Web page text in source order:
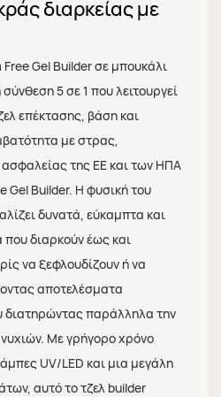
διαρκείας με
Gel Builder σε μπουκάλι
5 σε 1 που λειτουργεί
επέκτασης, βάση και
με στρας,
της ΕΕ και των ΗΠΑ
Gel Builder. Η φυσική του
δυνατά, εύκαμπτα και
που διαρκούν έως και
να ξεφλουδίζουν ή να
αποτελέσματα
διατηρώντας παράλληλα την
Με γρήγορο χρόνο
UV/LED και μια μεγάλη
αυτό το τζελ builder